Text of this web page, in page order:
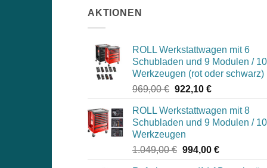
AKTIONEN
ROLL Werkstattwagen mit 6
Schubladen und 9 Modulen /
Werkzeugen (rot oder schwarz)
969,00€ Ursprünglicher
war:
969,00 €
922,10 €Aktueller
ist:
922,10 €.
ROLL Werkstattwagen mit 8
Schubladen und 9 Modulen /
Werkzeugen
1.049,00€ Ursprünglicher
994,00 €Aktueller